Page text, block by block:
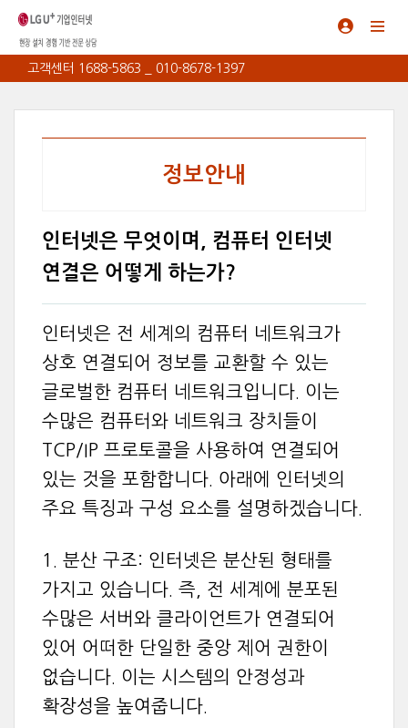
고객센터 1688-5863 _ 010-8678-1397
정보안내
인터넷은 무엇이며, 컴퓨터 인터넷
연결은 어떻게 하는가?
인터넷은 전 세계의 컴퓨터 네트워크가
상호 연결되어 정보를 교환할 수 있는
글로벌한 컴퓨터 네트워크입니다. 이는
수많은 컴퓨터와 네트워크 장치들이
TCP/IP 프로토콜을 사용하여 연결되어
있는 것을 포함합니다. 아래에 인터넷의
주요 특징과 구성 요소를 설명하겠습니다.
1. 분산 구조: 인터넷은 분산된 형태를
가지고 있습니다. 즉, 전 세계에 분포된
수많은 서버와 클라이언트가 연결되어
있어 어떠한 단일한 중앙 제어 권한이
없습니다. 이는 시스템의 안정성과
확장성을 높여줍니다.